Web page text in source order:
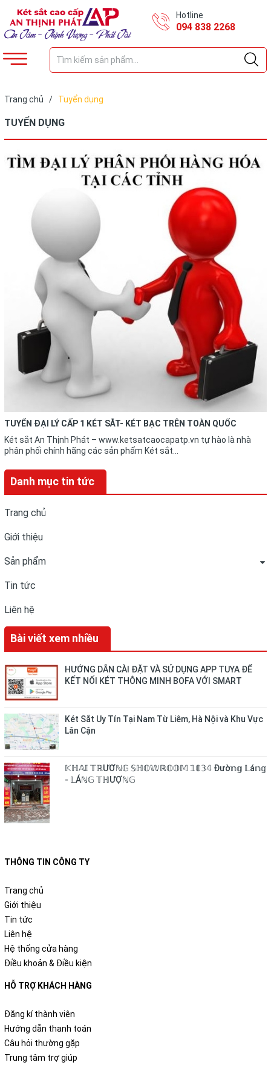
Hotline
094 838 2268
Trang chủ / Tuyển dụng
Danh mục tin tức
Trang chủ
Giới thiệu
Sản phẩm
Tin tức
Liên hệ
Bài viết xem nhiều
HƯỚNG DẪN CÀI ĐẶT VÀ SỬ DỤNG APP TUYA ĐỂ
KẾT NỐI KÉT THÔNG MINH BOFA VỚI SMART
Két Sắt Uy Tín Tại Nam Từ Liêm, Hà Nội và Khu Vực
Lân Cận
𝕂ℍ𝔸𝕀 𝕋ℝƯƠℕ𝔾 𝕊ℍ𝕆𝕎ℝ𝕆𝕆𝕄 𝟙𝟘𝟛𝟜 Đườ𝕟𝕘 𝕃á𝕟𝕘
- 𝕃Áℕ𝔾 𝕋ℍƯỢℕ𝔾
TUYỂN DỤNG
TUYỂN ĐẠI LÝ CẤP 1 KÉT SẮT- KÉT BẠC TRÊN TOÀN QUỐC
Két sắt An Thịnh Phát – www.ketsatcaocapatp.vn tự hào là nhà
phân phối chính hãng các sản phẩm Két sắt...
THÔNG TIN CÔNG TY
Trang chủ
Giới thiệu
Tin tức
Liên hệ
Hệ thống cửa hàng
Điều khoản & Điều kiện
HỖ TRỢ KHÁCH HÀNG
Đăng kí thành viên
Hướng dẫn thanh toán
Câu hỏi thường gặp
Trung tâm trợ giúp